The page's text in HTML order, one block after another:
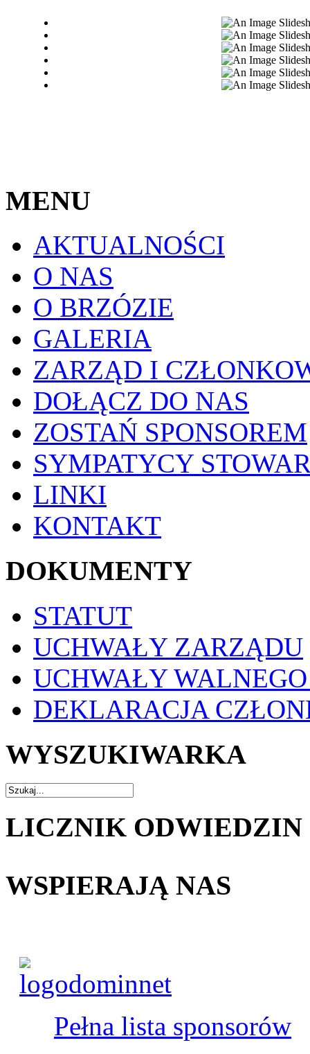
MENU
AKTUALNOŚCI
O NAS
O BRZÓZIE
GALERIA
ZARZĄD I
DOŁĄCZ DO NAS
ZOSTAŃ SPONSOREM
SYMPATYCY
LINKI
KONTAKT
DOKUMENTY
STATUT
UCHWAŁY ZARZĄDU
UCHWAŁY
DEKLARACJA
WYSZUKIWARKA
LICZNIK ODWIEDZIN
WSPIERAJĄ NAS
Pełna lista sponsorów